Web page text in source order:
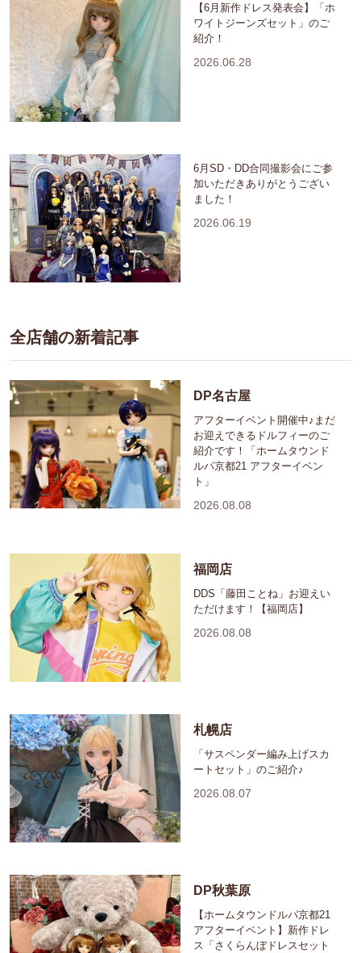
【6月新作ドレス発表会】「ホ
ワイトジーンズセット」のご
紹介！
2026.06.28
6月SD・DD合同撮影会にご参
加いただきありがとうござい
ました！
2026.06.19
全店舗の新着記事
DP名古屋
アフターイベント開催中♪まだ
お迎えできるドルフィーのご
紹介です！「ホームタウンド
ルパ京都21 アフターイベン
ト」
2026.08.08
福岡店
DDS「藤田ことね」お迎えい
ただけます！【福岡店】
2026.08.08
札幌店
「サスペンダー編み上げスカ
ートセット」のご紹介♪
2026.08.07
DP秋葉原
【ホームタウンドルパ京都21
アフターイベント】新作ドレ
ス「さくらんぼドレスセット